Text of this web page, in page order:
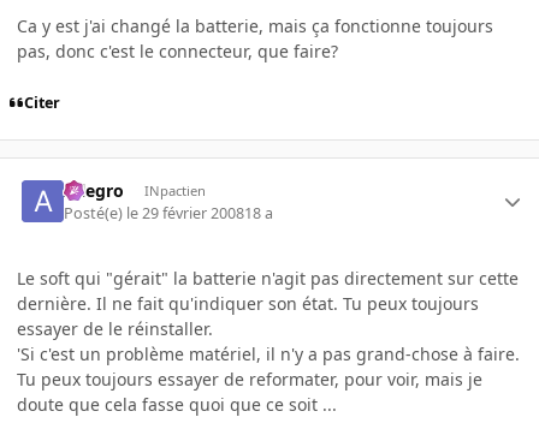
Ca y est j'ai changé la batterie, mais ça fonctionne toujours
pas, donc c'est le connecteur, que faire?
Citer
Allegro INpactien
Posté(e) le 29 février 200818 a
Le soft qui "gérait" la batterie n'agit pas directement sur cette
dernière. Il ne fait qu'indiquer son état. Tu peux toujours
essayer de le réinstaller.
'Si c'est un problème matériel, il n'y a pas grand-chose à faire.
Tu peux toujours essayer de reformater, pour voir, mais je
doute que cela fasse quoi que ce soit ...